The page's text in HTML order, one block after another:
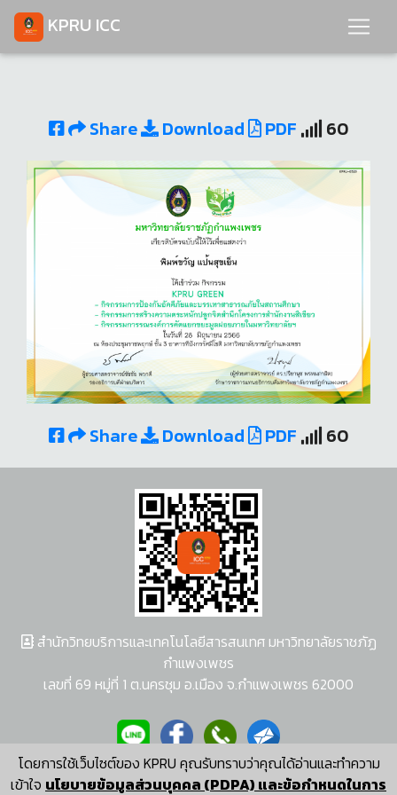
KPRU ICC
Share Download PDF 60
Share Download PDF 60
โดยการใช้เว็บไซต์ของ KPRU คุณรับทราบว่าคุณได้อ่านและทำความ
เข้าใจ นโยบายข้อมูลส่วนบุคคล (PDPA) และข้อกำหนดในการ
สำนักวิทยบริการและเทคโนโลยีสารสนเทศ มหาวิทยาลัยราชภัฏ
กำแพงเพชร
เลขที่ 69 หมู่ที่ 1 ต.นครชุม อ.เมือง จ.กำแพงเพชร 62000
ผู้พัฒนาระบบ อนุชา พวงผกา